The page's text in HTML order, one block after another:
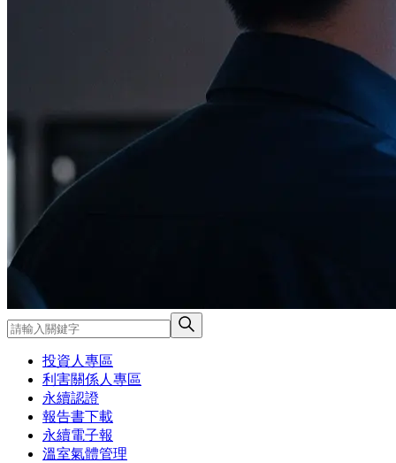
投資人專區
利害關係人專區
永續認證
報告書下載
永續電子報
溫室氣體管理